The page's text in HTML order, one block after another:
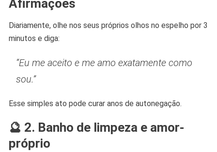
Afirmações
Diariamente, olhe nos seus próprios olhos no espelho por 3
minutos e diga:
“Eu me aceito e me amo exatamente como
sou.”
Esse simples ato pode curar anos de autonegação.
🔮 2. Banho de limpeza e amor-
próprio